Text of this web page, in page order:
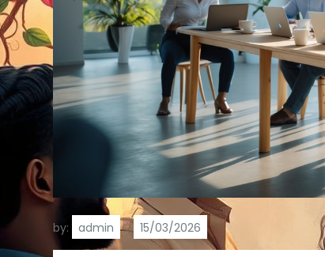
by: admin